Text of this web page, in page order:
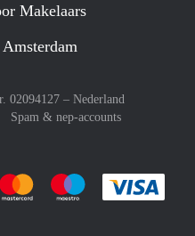
Makelaars
02094127 – Nederland
Spam & nep-accounts
rekent gemakkelijk af met Paypal
Je rekent gemakkelijk af met
Je rekent